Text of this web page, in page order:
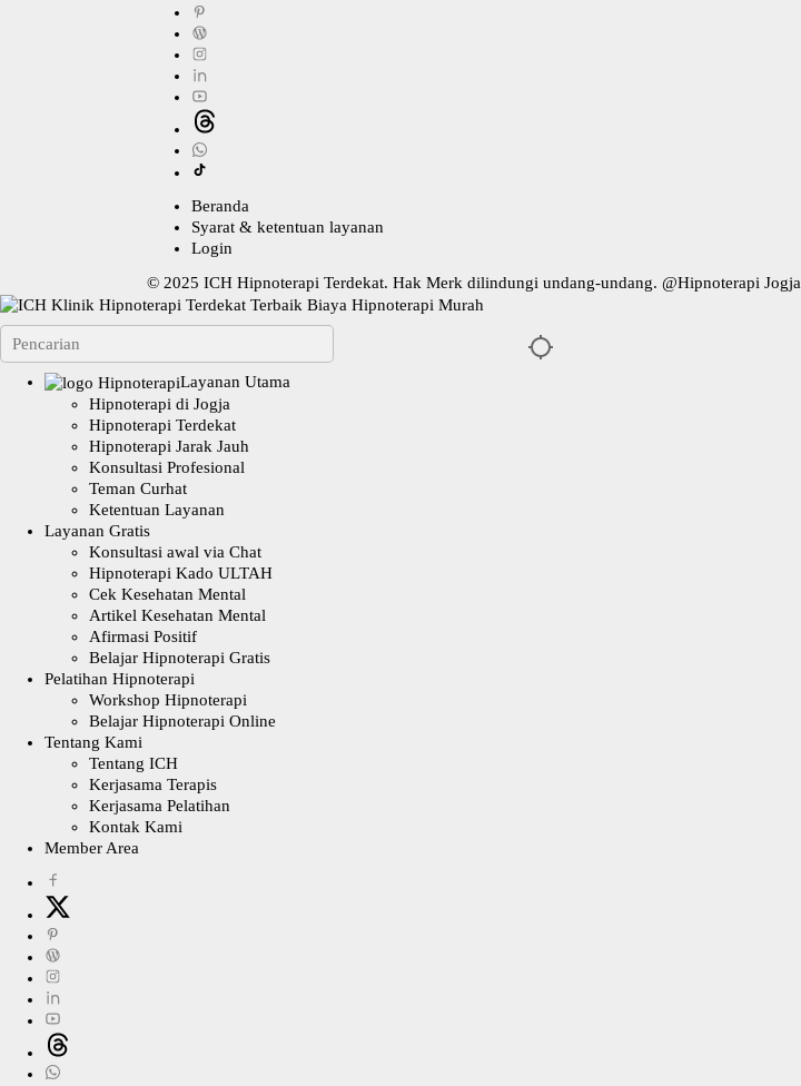
Beranda
Syarat & ketentuan layanan
Login
© 2025 ICH Hipnoterapi Terdekat. Hak Merk dilindungi undang-undang. @Hipnoterapi Jogja
Layanan Utama
Hipnoterapi di Jogja
Hipnoterapi Terdekat
Hipnoterapi Jarak Jauh
Konsultasi Profesional
Teman Curhat
Ketentuan Layanan
Layanan Gratis
Konsultasi awal via Chat
Hipnoterapi Kado ULTAH
Cek Kesehatan Mental
Artikel Kesehatan Mental
Afirmasi Positif
Belajar Hipnoterapi Gratis
Pelatihan Hipnoterapi
Workshop Hipnoterapi
Belajar Hipnoterapi Online
Tentang Kami
Tentang ICH
Kerjasama Terapis
Kerjasama Pelatihan
Kontak Kami
Member Area